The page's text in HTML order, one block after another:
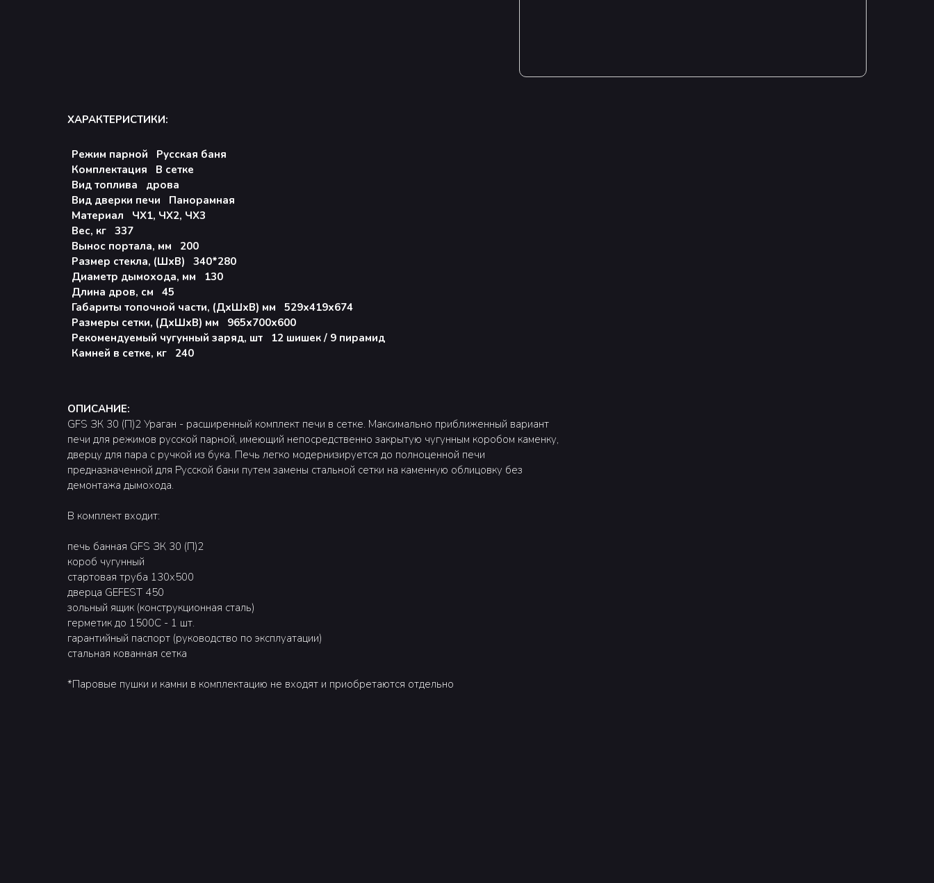
ХАРАКТЕРИСТИКИ:
Режим парной Русская баня
Комплектация В сетке
Вид топлива дрова
Вид дверки печи Панорамная
Материал ЧХ1, ЧХ2, ЧХ3
Вес, кг 337
Вынос портала, мм 200
Размер стекла, (ШхВ) 340*280
Диаметр дымохода, мм 130
Длина дров, см 45
Габариты топочной части, (ДхШхВ) мм 529х419х674
Размеры сетки, (ДхШхВ) мм 965х700х600
Рекомендуемый чугунный заряд, шт 12 шишек / 9 пирамид
Камней в сетке, кг 240
ОПИСАНИЕ:
GFS ЗК 30 (П)2 Ураган - расширенный комплект печи в сетке. Максимально приближенный вариант
печи для режимов русской парной, имеющий непосредственно закрытую чугунным коробом каменку,
дверцу для пара с ручкой из бука. Печь легко модернизируется до полноценной печи
предназначенной для Русской бани путем замены стальной сетки на каменную облицовку без
демонтажа дымохода.
В комплект входит:
печь банная GFS ЗК 30 (П)2
короб чугунный
стартовая труба 130х500
дверца GEFEST 450
зольный ящик (конструкционная сталь)
герметик до 1500С - 1 шт.
гарантийный паспорт (руководство по эксплуатации)
стальная кованная сетка
*Паровые пушки и камни в комплектацию не входят и приобретаются отдельно